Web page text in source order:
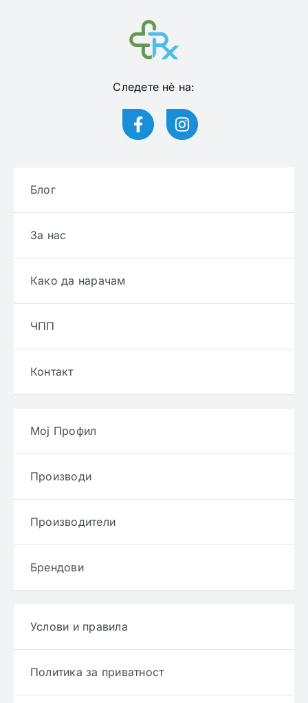
Следете нѐ на:
Блог
За нас
Како да нарачам
ЧПП
Контакт
Мој Профил
Производи
Производители
Брендови
Услови и правила
Политика за приватност